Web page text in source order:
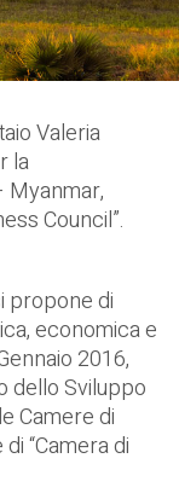
Valeria
la
Myanmar,
Council”.
propone di
economica e
2016,
dello Sviluppo
Camere di
“Camera di